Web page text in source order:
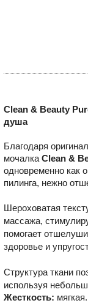
Clean & Beauty
душа
Благодаря
мочалка Clean &
одновременно как
пилинга, нежно
Шероховатая
массажа,
помогает
здоровье и
Структура ткани
используя
Жесткость: мягкая.